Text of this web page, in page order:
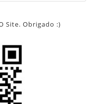
Site. Obrigado :)